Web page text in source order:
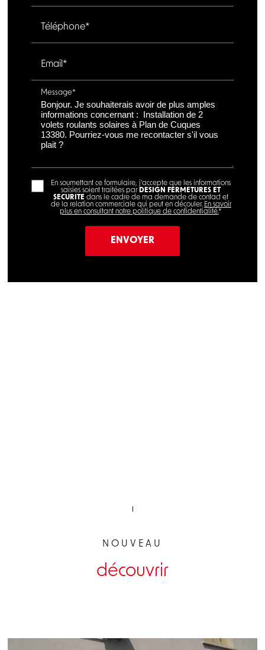
Téléphone*
Email*
Message*
En soumettant ce formulaire, j'accepte que les informations
saisies soient traitées par DESIGN FERMETURES ET
SECURITE dans le cadre de ma demande de contact et
de la relation commerciale qui peut en découler. En savoir
plus en consultant notre politique de confidentialité.*
NOUVEAU
découvrir